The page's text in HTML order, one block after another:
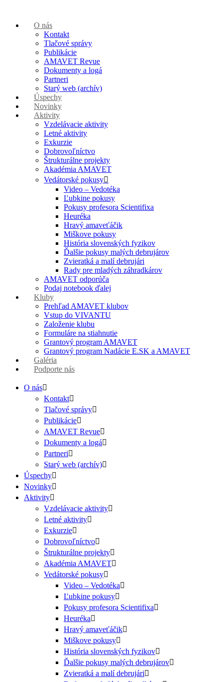
O nás
Kontakt
Tlačové správy
Publikácie
AMAVET Revue
Dokumenty a logá
Partneri
Starý web (archív)
Úspechy
Novinky
Aktivity
Vzdelávacie aktivity
Letné aktivity
Exkurzie
Dobrovoľníctvo
Štrukturálne projekty
Akadémia AMAVET
Vedátorské pokusy
Video – Vedotéka
Ľubkine pokusy
Pokusy profesora Scientifixa
Heuréka
Hravý amaveťáčik
Miškove pokusy
História slovenských fyzikov
Ďalšie pokusy malých debrujárov
Zvieratká a malí debrujári
Rady pre mladých záhradkárov
AMAVET odporúča
Podaj notebook ďalej
Kluby
Prehľad AMAVET klubov
Vstup do VIVANTU
Založenie klubu
Formuláre na stiahnutie
Grantový program AMAVET
Grantový program Nadácie E.SK a AMAVET
Galéria
Podporte nás
O nás
Kontakt
Tlačové správy
Publikácie
AMAVET Revue
Dokumenty a logá
Partneri
Starý web (archív)
Úspechy
Novinky
Aktivity
Vzdelávacie aktivity
Letné aktivity
Exkurzie
Dobrovoľníctvo
Štrukturálne projekty
Akadémia AMAVET
Vedátorské pokusy
Video – Vedotéka
Ľubkine pokusy
Pokusy profesora Scientifixa
Heuréka
Hravý amaveťáčik
Miškove pokusy
História slovenských fyzikov
Ďalšie pokusy malých debrujárov
Zvieratká a malí debrujári